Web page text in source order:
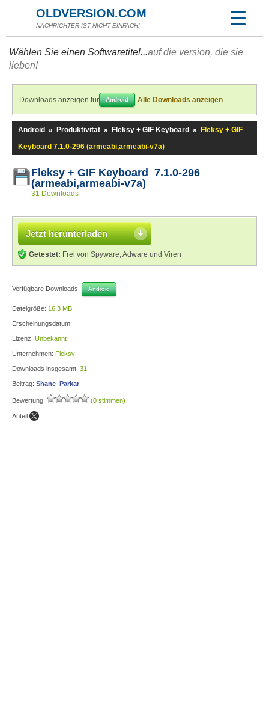
OLDVERSION.COM
NACHRICHTER IST NICHT EINFACH!
Wählen Sie einen Softwaretitel...auf die version, die sie
lieben!
Downloads anzeigen für Android Alle Downloads anzeigen
Android » Produktivität » Fleksy + GIF Keyboard »
Fleksy + GIF
Keyboard 7.1.0-296 (armeabi,armeabi-v7a)
Fleksy + GIF Keyboard 7.1.0-296
(armeabi,armeabi-v7a)
31 Downloads
Jetzt herunterladen
Getestet: Frei von Spyware, Adware und Viren
Verfügbare Downloads: Android
Dateigröße: 16,3 MB
Erscheinungsdatum:
Lizenz: Unbekannt
Unternehmen: Fleksy
Downloads insgesamt: 31
Beitrag: Shane_Parkar
Bewertung: (0 stimmen)
Anteil: